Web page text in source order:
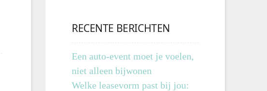
RECENTE BERICHTEN
Een auto-event moet je voelen,
niet alleen bijwonen
Welke leasevorm past bij jou: